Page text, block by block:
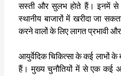
सस्ती और सुलभ होते हैं। इनमें से
स्थानीय बाजारों में खरीदा जा
करने वालों के लिए लागत प्रभावी
आयुर्वेदिक चिकित्सा के कई लाभों
हैं। मुख्य चुनौतियों में से एक कई